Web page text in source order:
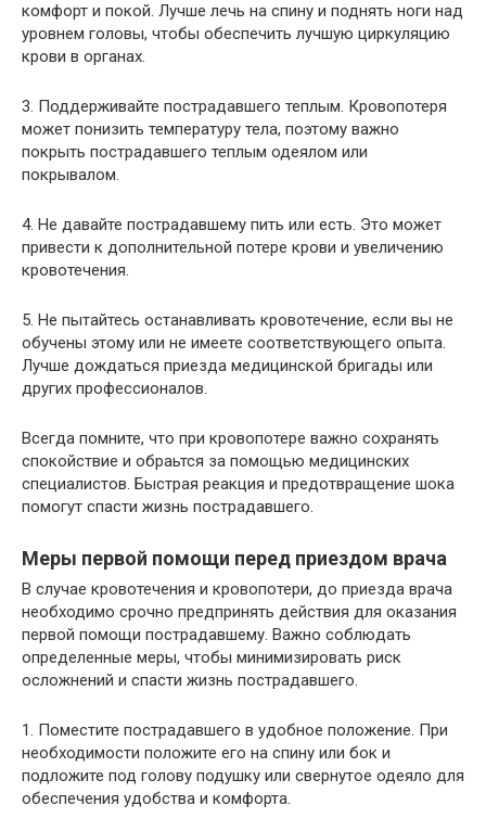
комфорт и покой. Лучше лечь на спину и поднять ноги над
уровнем головы, чтобы обеспечить лучшую циркуляцию
крови в органах.
3. Поддерживайте пострадавшего теплым. Кровопотеря
может понизить температуру тела, поэтому важно
покрыть пострадавшего теплым одеялом или
покрывалом.
4. Не давайте пострадавшему пить или есть. Это может
привести к дополнительной потере крови и увеличению
кровотечения.
5. Не пытайтесь останавливать кровотечение, если вы не
обучены этому или не имеете соответствующего опыта.
Лучше дождаться приезда медицинской бригады или
других профессионалов.
Всегда помните, что при кровопотере важно сохранять
спокойствие и обраьтся за помощью медицинских
специалистов. Быстрая реакция и предотвращение шока
помогут спасти жизнь пострадавшего.
Меры первой помощи перед приездом врача
В случае кровотечения и кровопотери, до приезда врача
необходимо срочно предпринять действия для оказания
первой помощи пострадавшему. Важно соблюдать
определенные меры, чтобы минимизировать риск
осложнений и спасти жизнь пострадавшего.
1. Поместите пострадавшего в удобное положение. При
необходимости положите его на спину или бок и
подложите под голову подушку или свернутое одеяло для
обеспечения удобства и комфорта.